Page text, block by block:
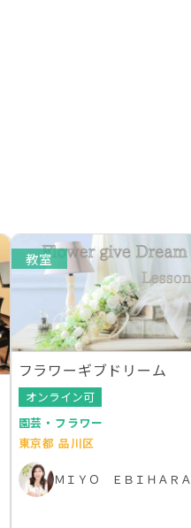
教室
フラワーギブドリーム
オンライン可
園芸・フラワー
東京都 品川区
ＭＩＹＯ ＥＢＩＨＡＲＡ